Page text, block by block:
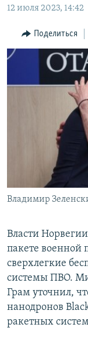
Вернутся
поискуИНФОГРАФИКА
ТЕЛЕПРОЕКТ
СОВЕТЫ
ПРОПАВШИЕ БЕЗ
ПОБЕДИТЕЛЕЙ НЕ
УКРАИНСКАЯ
РАДІО СВОБОДА
КАК ОБОЙТИ
Українською
Qırımtatar
ПРИСОЕДИНЯЙТЕСЬ!
Все сайты
12 июля 2023, 14:42
Поделиться
Владимир
Власти
пакете военной
сверхлегкие
системы ПВО.
Грам уточнил,
нанодронов
ракетных